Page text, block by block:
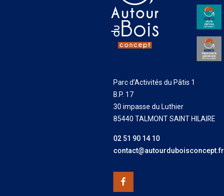
Parc d’Activités du Pâtis 1
B.P. 17
30 impasse du Luthier
85440 TALMONT SAINT HILAIRE
02 51 90 14 10
contact@autourduboisconcept.fr